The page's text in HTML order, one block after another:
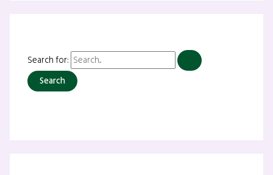
Search for: